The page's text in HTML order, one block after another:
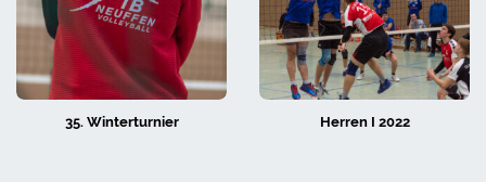
35. Winterturnier Herren I 2022